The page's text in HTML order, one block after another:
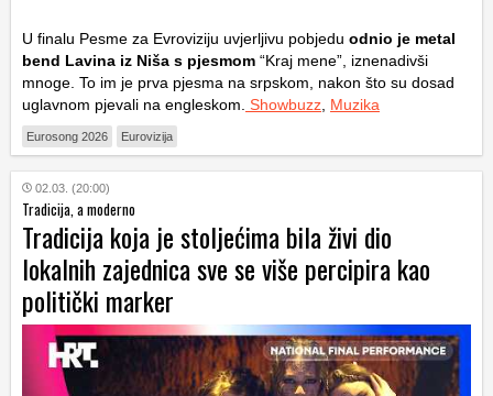
U finalu Pesme za Evroviziju uvjerljivu pobjedu odnio je metal
bend Lavina iz Niša s pjesmom “Kraj mene”, iznenadivši
mnoge. To im je prva pjesma na srpskom, nakon što su dosad
uglavnom pjevali na engleskom. Showbuzz Muzika
Eurosong 2026 Eurovizija
02.03. (20:00)
Tradicija, a moderno
Tradicija koja je stoljećima bila živi dio
lokalnih zajednica sve se više percipira kao
politički marker